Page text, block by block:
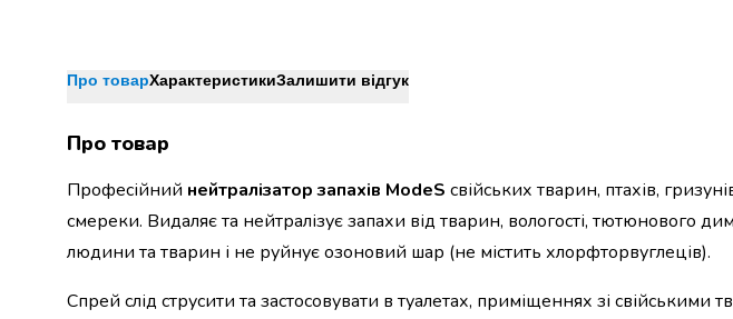
алкоголь
Сидри
та
меди
Подарункові
набори
Продукти
Про товарХарактеристикиЗалишити відгук
Про товар
Професійний нейтралізатор запахів ModeS свійських тварин, птахів,
смереки. Видаляє та нейтралізує запахи від тварин, вологості, тютюнового
людини та тварин і не руйнує озоновий шар (не містить хлорфторвуглеців).
Спрей слід струсити та застосовувати в туалетах, приміщеннях зі